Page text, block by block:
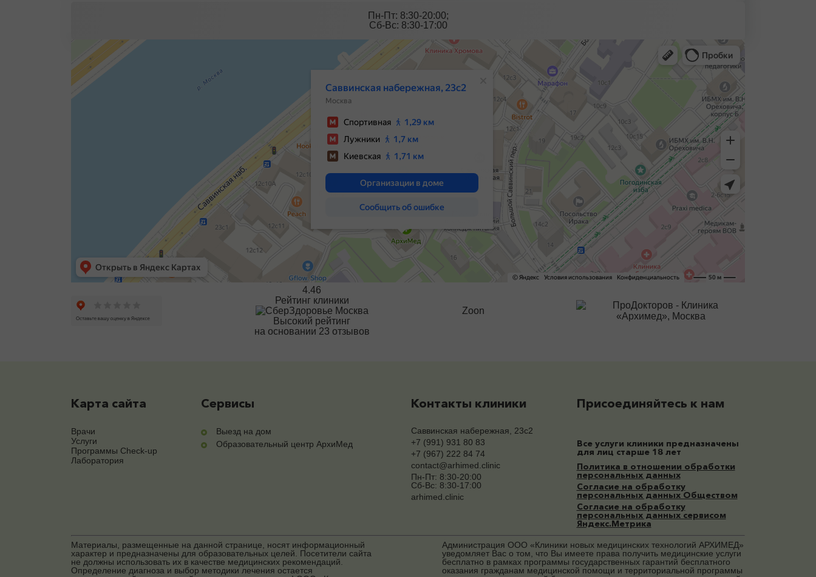
Пн-Пт: 8:30-20:00;
Сб-Вс: 8:30-17:00
4.46
Рейтинг клиники
Высокий рейтинг
на основании 23 отзывов
Zoon
Карта сайта
Врачи
Услуги
Программы Check-up
Лаборатория
Сервисы
Выезд на дом
Образовательный центр АрхиМед
Контакты клиники
Саввинская набережная, 23с2
+7 (991) 931 80 83
+7 (967) 222 84 74
contact@arhimed.clinic
Пн-Пт: 8:30-20:00
Сб-Вс: 8:30-17:00
arhimed.clinic
Присоединяйтесь к нам
Все услуги клиники предназначены
для лиц старше 18 лет
Политика в отношении обработки
персональных данных
Согласие на обработку
персональных данных Обществом
Согласие на обработку
персональных данных сервисом
Яндекс.Метрика
Материалы, размещенные на данной странице, носят информационный
характер и предназначены для образовательных целей. Посетители сайта
не должны использовать их в качестве медицинских рекомендаций.
Определение диагноза и выбор методики лечения остается
Администрация ООО «Клиники новых медицинских технологий АРХИМЕД»
уведомляет Вас о том, что Вы имеете права получить медицинские услуги
бесплатно в рамках программы государственных гарантий бесплатного
оказания гражданам медицинской помощи и территориальной программы